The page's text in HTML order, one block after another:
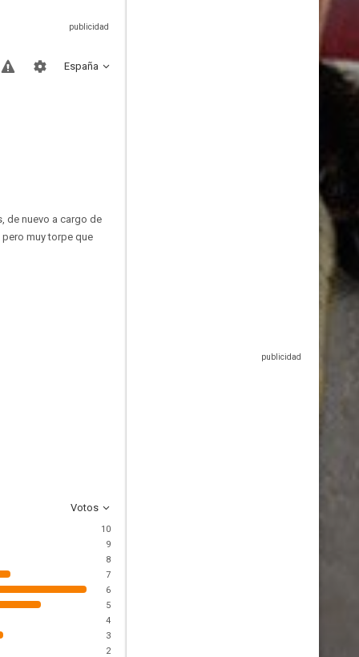
España
de nuevo a cargo de
pero muy torpe que
Votos
10
9
8
7
6
5
4
3
2